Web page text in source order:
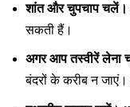
शांत और चुपचाप चलें।
सकती हैं।
अगर आप तस्वीरें लेना
बंदरों के करीब न